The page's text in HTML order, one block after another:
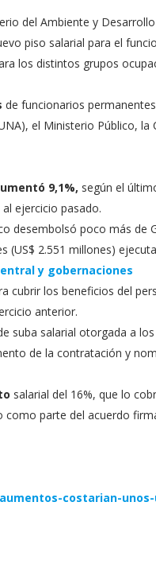
del Ambiente y
piso salarial para el
los distintos grupos
de funcionarios
el Ministerio Público, la
9,1%, según el
ejercicio pasado.
desembolsó poco más de
(US$ 2.551 millones)
y gobernaciones
cubrir los beneficios del
anterior.
suba salarial otorgada a
de la contratación y
salarial del 16%, que lo
parte del acuerdo
costarian-